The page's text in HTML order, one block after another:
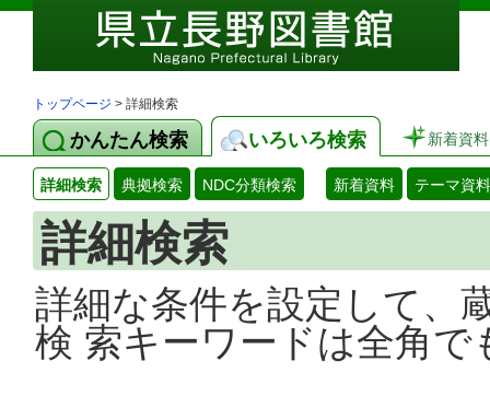
トップページ > 詳細検索
かんたん検索 いろいろ検索 新着資料
詳細検索 典拠検索 NDC分類検索 新着資料 テーマ資料
詳細検索
詳細な条件を設定して、
検 索キーワードは全角